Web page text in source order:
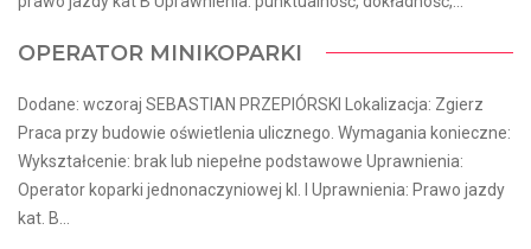
OPERATOR MINIKOPARKI
Dodane: wczoraj SEBASTIAN PRZEPIÓRSKI Lokalizacja: Zgierz
Praca przy budowie oświetlenia ulicznego. Wymagania konieczne:
Wykształcenie: brak lub niepełne podstawowe Uprawnienia:
Operator koparki jednonaczyniowej kl. I Uprawnienia: Prawo jazdy
kat. B...